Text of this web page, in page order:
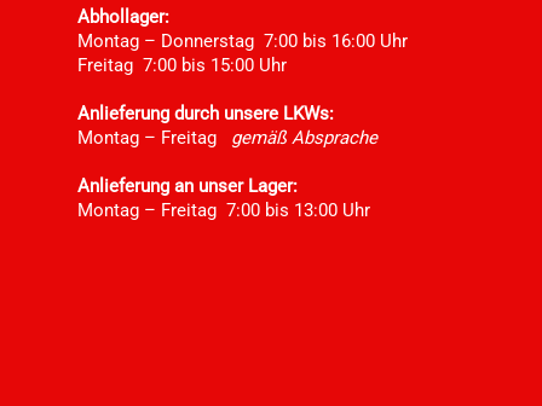
Abhollager:
Montag – Donnerstag 7:00 bis 16:00 Uhr
Freitag 7:00 bis 15:00 Uhr
Anlieferung durch unsere LKWs:
Montag – Freitag gemäß Absprache
Anlieferung an unser Lager:
Montag – Freitag 7:00 bis 13:00 Uhr